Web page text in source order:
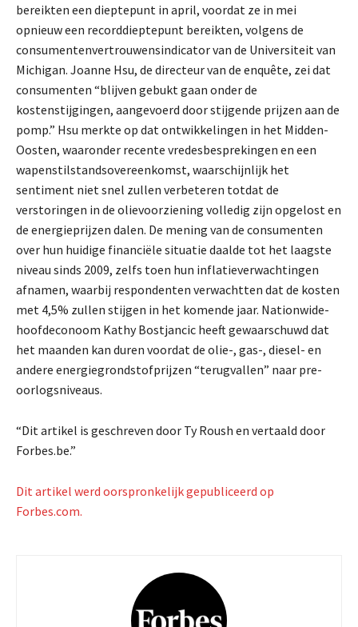
bereikten een dieptepunt in april, voordat ze in mei
opnieuw een recorddieptepunt bereikten, volgens de
consumentenvertrouwensindicator van de Universiteit van
Michigan. Joanne Hsu, de directeur van de enquête, zei dat
consumenten “blijven gebukt gaan onder de
kostenstijgingen, aangevoerd door stijgende prijzen aan de
pomp.” Hsu merkte op dat ontwikkelingen in het Midden-
Oosten, waaronder recente vredesbesprekingen en een
wapenstilstandsovereenkomst, waarschijnlijk het
sentiment niet snel zullen verbeteren totdat de
verstoringen in de olievoorziening volledig zijn opgelost en
de energieprijzen dalen. De mening van de consumenten
over hun huidige financiële situatie daalde tot het laagste
niveau sinds 2009, zelfs toen hun inflatieverwachtingen
afnamen, waarbij respondenten verwachtten dat de kosten
met 4,5% zullen stijgen in het komende jaar. Nationwide-
hoofdeconoom Kathy Bostjancic heeft gewaarschuwd dat
het maanden kan duren voordat de olie-, gas-, diesel- en
andere energiegrondstofprijzen “terugvallen” naar pre-
oorlogsniveaus.
“Dit artikel is geschreven door Ty Roush en vertaald door
Forbes.be.”
Dit artikel werd oorspronkelijk gepubliceerd op
Forbes.com.